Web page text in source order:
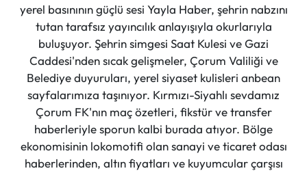
yerel basınının güçlü sesi Yayla Haber, şehrin nabzını
tutan tarafsız yayıncılık anlayışıyla okurlarıyla
buluşuyor. Şehrin simgesi Saat Kulesi ve Gazi
Caddesi'nden sıcak gelişmeler, Çorum Valiliği ve
Belediye duyuruları, yerel siyaset kulisleri anbean
sayfalarımıza taşınıyor. Kırmızı-Siyahlı sevdamız
Çorum FK'nın maç özetleri, fikstür ve transfer
haberleriyle sporun kalbi burada atıyor. Bölge
ekonomisinin lokomotifi olan sanayi ve ticaret odası
haberlerinden, altın fiyatları ve kuyumcular çarşısı